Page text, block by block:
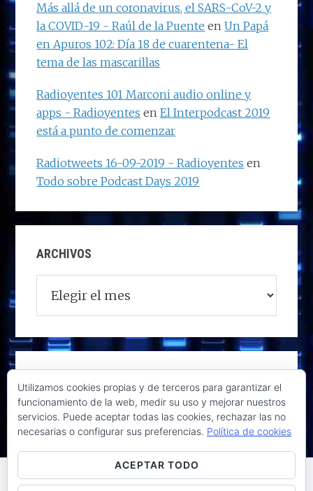
Más allá de un coronavirus, el SARS-CoV-2 y
la COVID-19 - Raúl de la Puente enUn Papá
en Apuros 102: Día 18 de cuarentena- El
tema de las mascarillas
Radioyentes 101 Marconi audio online y
apps - Radioyentes enEl Interpodcast 2019
está a punto de comenzar
Radiotweets 16-09-2019 - Radioyentes en
Todo sobre Podcast Days 2019
ARCHIVOS
Utilizamos cookies propias y de terceros para garantizar el
funcionamiento de la web, medir su uso y mejorar nuestros
servicios. Puede aceptar todas las cookies, rechazar las no
necesarias o configurar sus preferencias. Política de cookies
ACEPTAR TODO